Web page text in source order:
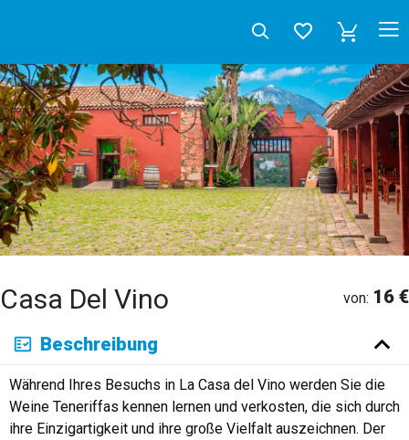
Casa Del Vino von: 16 €
Deutsch English
Français
Italiano
Neerlandés
Русский
Beschreibung
Während Ihres Besuchs in La Casa del Vino werden Sie die
Weine Teneriffas kennen lernen und verkosten, die sich durch
ihre Einzigartigkeit und ihre große Vielfalt auszeichnen. Der